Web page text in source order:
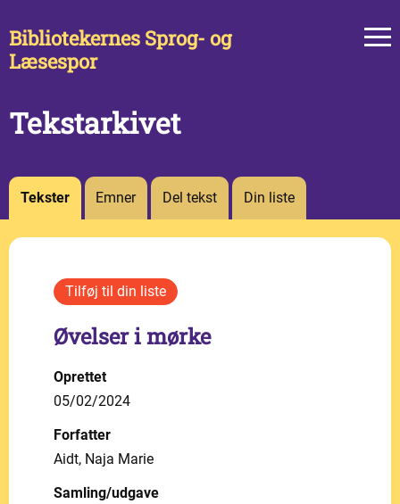
Bibliotekernes Sprog- og
Læsespor
Tekstarkivet
Tekster Emner Del tekst Din liste
Øvelser i mørke
Oprettet
05/02/2024
Forfatter
Aidt, Naja Marie
Samling/udgave